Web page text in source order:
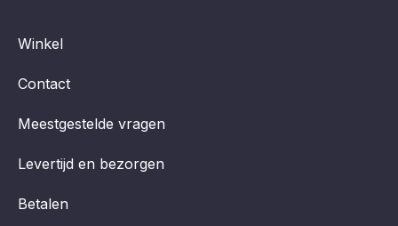
Winkel
Contact
Meestgestelde vragen
Levertijd en bezorgen
Betalen